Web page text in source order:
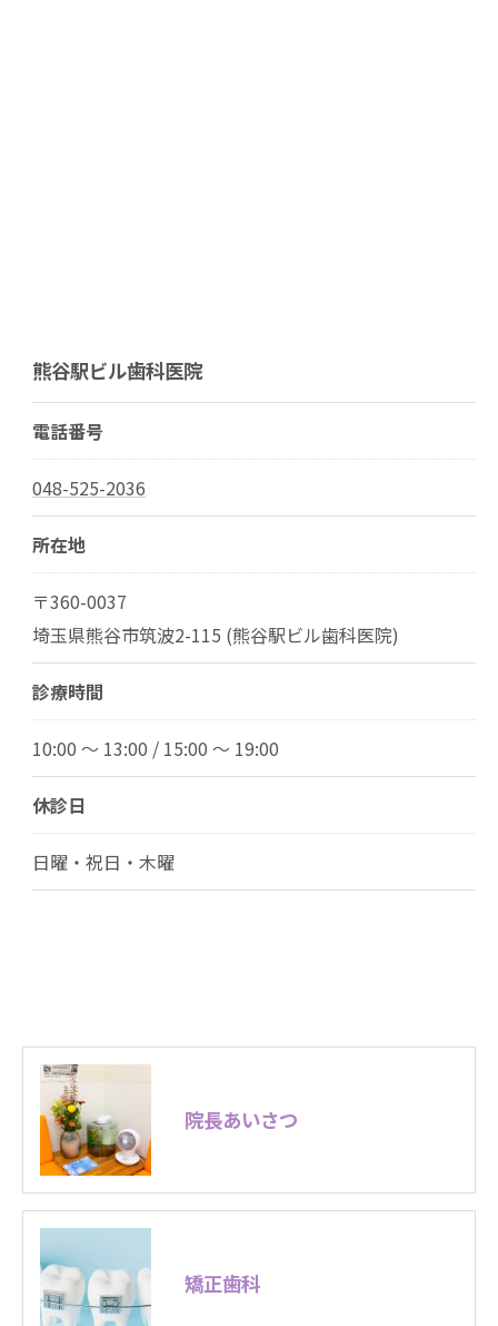
熊谷駅ビル歯科医院
電話番号
048-525-2036
所在地
〒360-0037
埼玉県熊谷市筑波2-115 (熊谷駅ビル歯科医院)
診療時間
10:00 ～ 13:00 / 15:00 ～ 19:00
休診日
日曜・祝日・木曜
院長あいさつ
矯正歯科